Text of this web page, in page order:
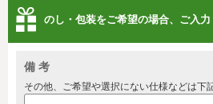
のし・包装をご希望の場合、ご入
備 考
その他、ご希望や選択にない仕様などは下